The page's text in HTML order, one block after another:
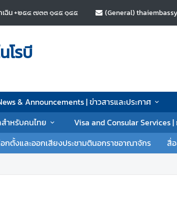
กเฉิน +๒๕๔ ๗๓๓ ๑๔๕ ๑๔๕ (General)
โรบี
& Announcements | ข่าวสารและประกาศ
ำหรับคนไทย
Visa and Consular Services
กตั้งและออกเสียงประชามตินอกราชอาณาจักร สื่